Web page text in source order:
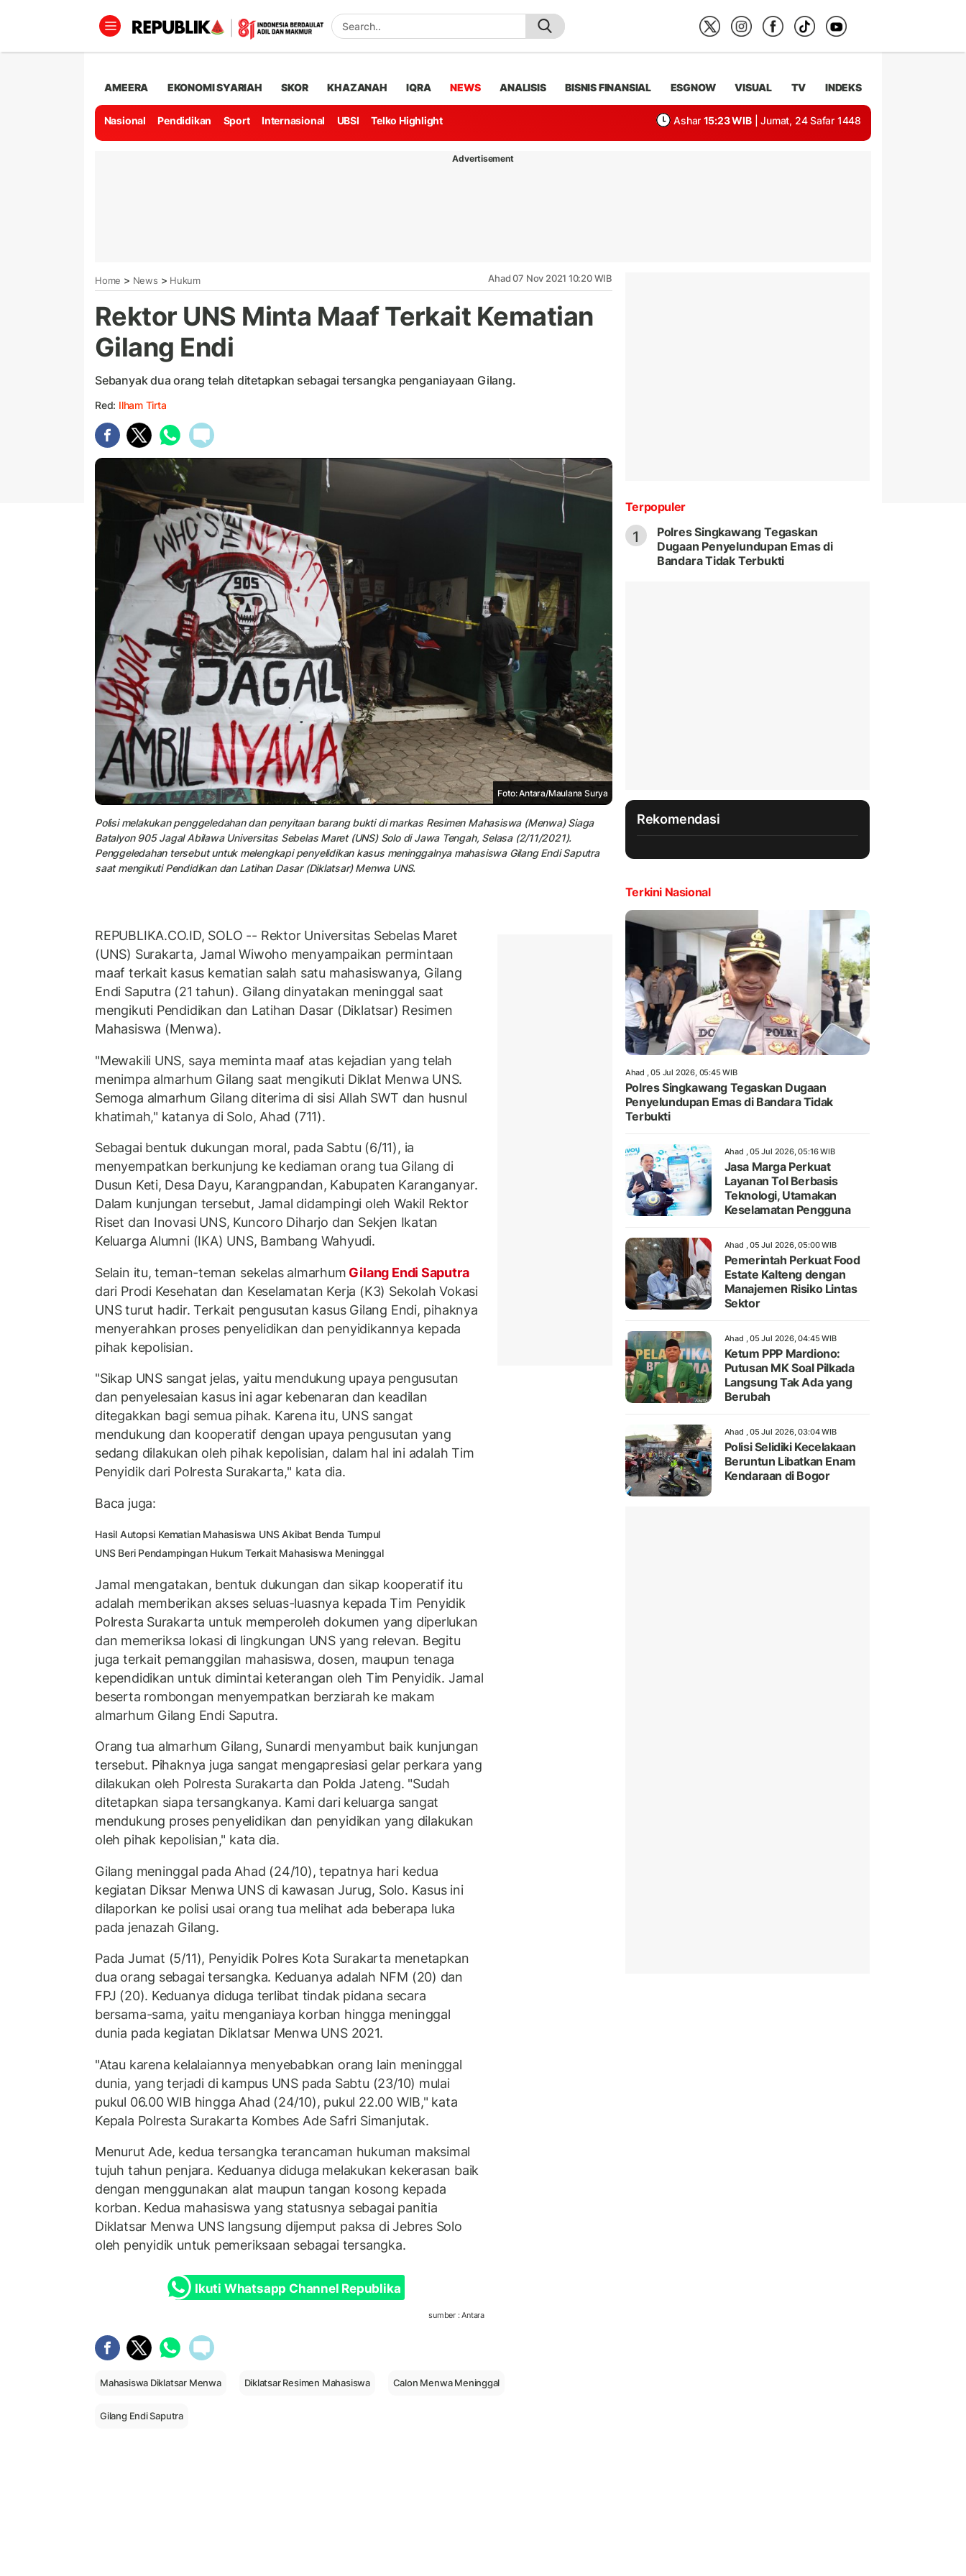
AMEERA EKONOMI SYARIAH SKOR KHAZANAH IQRA NEWS ANALISIS BISNIS FINANSIAL ESGNOW VISUAL TV INDEKS
Nasional Pendidikan Sport Internasional UBSI Telko Highlight Ashar 15:23 WIB | Jumat, 24 Safar 1448
Advertisement
Home > News > Hukum Ahad 07 Nov 2021 10:20 WIB
Rektor UNS Minta Maaf Terkait Kematian
Gilang Endi
Sebanyak dua orang telah ditetapkan sebagai tersangka penganiayaan Gilang.
Red: Ilham Tirta
Foto: Antara/Maulana Surya
Polisi melakukan penggeledahan dan penyitaan barang bukti di markas Resimen Mahasiswa (Menwa) Siaga
Batalyon 905 Jagal Abilawa Universitas Sebelas Maret (UNS) Solo di Jawa Tengah, Selasa (2/11/2021).
Penggeledahan tersebut untuk melengkapi penyelidikan kasus meninggalnya mahasiswa Gilang Endi Saputra
saat mengikuti Pendidikan dan Latihan Dasar (Diklatsar) Menwa UNS.
REPUBLIKA.CO.ID, SOLO -- Rektor Universitas Sebelas Maret
(UNS) Surakarta, Jamal Wiwoho menyampaikan permintaan
maaf terkait kasus kematian salah satu mahasiswanya, Gilang
Endi Saputra (21 tahun). Gilang dinyatakan meninggal saat
mengikuti Pendidikan dan Latihan Dasar (Diklatsar) Resimen
Mahasiswa (Menwa).
"Mewakili UNS, saya meminta maaf atas kejadian yang telah
menimpa almarhum Gilang saat mengikuti Diklat Menwa UNS.
Semoga almarhum Gilang diterima di sisi Allah SWT dan husnul
khatimah," katanya di Solo, Ahad (711).
Sebagai bentuk dukungan moral, pada Sabtu (6/11), ia
menyempatkan berkunjung ke kediaman orang tua Gilang di
Dusun Keti, Desa Dayu, Karangpandan, Kabupaten Karanganyar.
Dalam kunjungan tersebut, Jamal didampingi oleh Wakil Rektor
Riset dan Inovasi UNS, Kuncoro Diharjo dan Sekjen Ikatan
Keluarga Alumni (IKA) UNS, Bambang Wahyudi.
Selain itu, teman-teman sekelas almarhum Gilang Endi Saputra
dari Prodi Kesehatan dan Keselamatan Kerja (K3) Sekolah Vokasi
UNS turut hadir. Terkait pengusutan kasus Gilang Endi, pihaknya
menyerahkan proses penyelidikan dan penyidikannya kepada
pihak kepolisian.
"Sikap UNS sangat jelas, yaitu mendukung upaya pengusutan
dan penyelesaian kasus ini agar kebenaran dan keadilan
ditegakkan bagi semua pihak. Karena itu, UNS sangat
mendukung dan kooperatif dengan upaya pengusutan yang
sedang dilakukan oleh pihak kepolisian, dalam hal ini adalah Tim
Penyidik dari Polresta Surakarta," kata dia.
Baca juga:
Hasil Autopsi Kematian Mahasiswa UNS Akibat Benda Tumpul
UNS Beri Pendampingan Hukum Terkait Mahasiswa Meninggal
Jamal mengatakan, bentuk dukungan dan sikap kooperatif itu
adalah memberikan akses seluas-luasnya kepada Tim Penyidik
Polresta Surakarta untuk memperoleh dokumen yang diperlukan
dan memeriksa lokasi di lingkungan UNS yang relevan. Begitu
juga terkait pemanggilan mahasiswa, dosen, maupun tenaga
kependidikan untuk dimintai keterangan oleh Tim Penyidik. Jamal
beserta rombongan menyempatkan berziarah ke makam
almarhum Gilang Endi Saputra.
Orang tua almarhum Gilang, Sunardi menyambut baik kunjungan
tersebut. Pihaknya juga sangat mengapresiasi gelar perkara yang
dilakukan oleh Polresta Surakarta dan Polda Jateng. "Sudah
ditetapkan siapa tersangkanya. Kami dari keluarga sangat
mendukung proses penyelidikan dan penyidikan yang dilakukan
oleh pihak kepolisian," kata dia.
Gilang meninggal pada Ahad (24/10), tepatnya hari kedua
kegiatan Diksar Menwa UNS di kawasan Jurug, Solo. Kasus ini
dilaporkan ke polisi usai orang tua melihat ada beberapa luka
pada jenazah Gilang.
Pada Jumat (5/11), Penyidik Polres Kota Surakarta menetapkan
dua orang sebagai tersangka. Keduanya adalah NFM (20) dan
FPJ (20). Keduanya diduga terlibat tindak pidana secara
bersama-sama, yaitu menganiaya korban hingga meninggal
dunia pada kegiatan Diklatsar Menwa UNS 2021.
"Atau karena kelalaiannya menyebabkan orang lain meninggal
dunia, yang terjadi di kampus UNS pada Sabtu (23/10) mulai
pukul 06.00 WIB hingga Ahad (24/10), pukul 22.00 WIB," kata
Kepala Polresta Surakarta Kombes Ade Safri Simanjutak.
Menurut Ade, kedua tersangka terancaman hukuman maksimal
tujuh tahun penjara. Keduanya diduga melakukan kekerasan baik
dengan menggunakan alat maupun tangan kosong kepada
korban. Kedua mahasiswa yang statusnya sebagai panitia
Diklatsar Menwa UNS langsung dijemput paksa di Jebres Solo
oleh penyidik untuk pemeriksaan sebagai tersangka.
Ikuti Whatsapp Channel Republika
sumber : Antara
Mahasiswa Diklatsar Menwa Diklatsar Resimen Mahasiswa Calon Menwa Meninggal
Gilang Endi Saputra
Terpopuler
1
Polres Singkawang Tegaskan
Dugaan Penyelundupan Emas di
Bandara Tidak Terbukti
Rekomendasi
Terkini Nasional
Ahad , 05 Jul 2026, 05:45 WIB
Polres Singkawang Tegaskan Dugaan
Penyelundupan Emas di Bandara Tidak
Terbukti
Ahad , 05 Jul 2026, 05:16 WIB
Jasa Marga Perkuat
Layanan Tol Berbasis
Teknologi, Utamakan
Keselamatan Pengguna
Ahad , 05 Jul 2026, 05:00 WIB
Pemerintah Perkuat Food
Estate Kalteng dengan
Manajemen Risiko Lintas
Sektor
Ahad , 05 Jul 2026, 04:45 WIB
Ketum PPP Mardiono:
Putusan MK Soal Pilkada
Langsung Tak Ada yang
Berubah
Ahad , 05 Jul 2026, 03:04 WIB
Polisi Selidiki Kecelakaan
Beruntun Libatkan Enam
Kendaraan di Bogor